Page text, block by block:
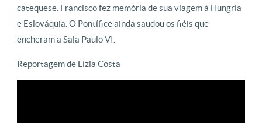
catequese. Francisco fez memória de sua viagem à Hungria
e Eslováquia. O Pontífice ainda saudou os fiéis que
encheram a Sala Paulo VI.
Reportagem de Lízia Costa